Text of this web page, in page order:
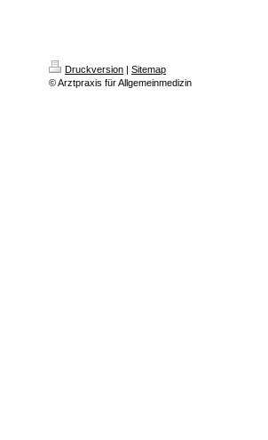
Druckversion | Sitemap
© Arztpraxis für Allgemeinmedizin